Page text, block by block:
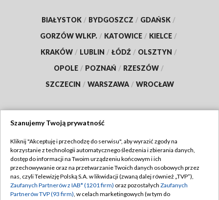
BIAŁYSTOK / BYDGOSZCZ / GDAŃSK /
GORZÓW WLKP. / KATOWICE / KIELCE /
KRAKÓW / LUBLIN / ŁÓDŹ / OLSZTYN /
OPOLE / POZNAŃ / RZESZÓW /
SZCZECIN / WARSZAWA / WROCŁAW
TVP
Abonament TVP
Emisja w TVP
Regulamin TVP
Polityka prywatności
Szanujemy Twoją prywatność
Kliknij "Akceptuję i przechodzę do serwisu", aby wyrazić zgody na
korzystanie z technologii automatycznego śledzenia i zbierania danych,
dostęp do informacji na Twoim urządzeniu końcowym i ich
przechowywanie oraz na przetwarzanie Twoich danych osobowych przez
nas, czyli Telewizję Polską S.A. w likwidacji (zwaną dalej również „TVP”),
Zaufanych Partnerów z IAB* (1201 firm) oraz pozostałych Zaufanych
Partnerów TVP (93 firm), w celach marketingowych (w tym do